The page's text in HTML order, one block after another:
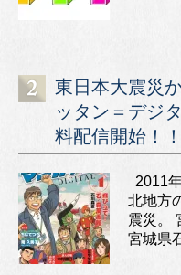
東日本大震災
ッタン＝デジ
料配信開始！！
2011
北地方
震災。
宮城県